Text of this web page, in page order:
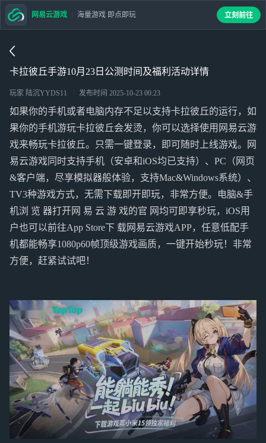
卡拉彼丘手游10月23日公测时间及福利活动详情
玩家 陆沉YYDS11 发布时间 2025-10-23 00:23
如果你的手机或者电脑内存不足以支持卡拉彼丘的运行，如
果你的手机游玩卡拉彼丘会发烫，你可以选择使用网易云游
戏来畅玩卡拉彼丘。只需一键登录，即可随时上线游戏。网
易云游戏同时支持手机（安卓和iOS均已支持）、PC（网页
&客户端，尽享模拟器般体验，支持Mac&Windows系统）、
TV3种游戏方式，无需下载即开即玩，非常方便。电脑&手
机浏 览 器打开网 易 云 游 戏的官 网均可即享秒玩，iOS用
户也可以前往App Store下 载网易云游戏APP，任意低配手
机都能畅享1080p60帧顶级游戏画质，一键开始秒玩！非常
方便，赶紧试试吧！
网易云游戏 海量游戏 即点即玩 立刻前往